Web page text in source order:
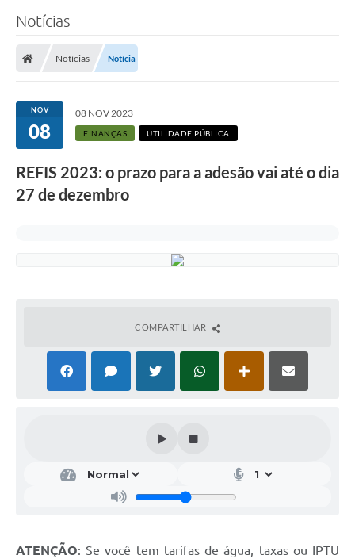
Notícias
Notícias Notícia
NOV
08
08 NOV 2023
FINANÇAS UTILIDADE PÚBLICA
REFIS 2023: o prazo para a adesão vai até o dia
27 de dezembro
COMPARTILHAR
ATENÇÃO: Se você tem tarifas de água, taxas ou IPTU